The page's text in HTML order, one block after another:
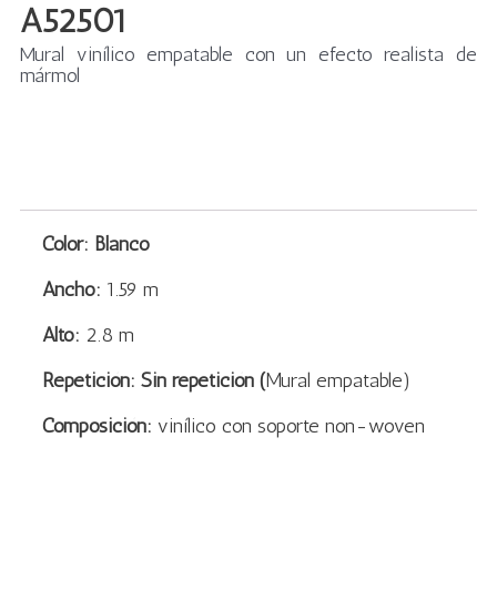
A52501
Mural vinílico empatable con un efecto realista de
mármol
Color: Blanco
Ancho: 1.59 m
Alto: 2.8 m
Repetición: Sin repetición (Mural empatable)
Composición: vinílico con soporte non-woven